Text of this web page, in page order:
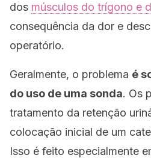
dos músculos do trígono e
consequência da dor e
operatório.
Geralmente, o problema é
do uso de uma sonda. Os
tratamento da retenção
colocação inicial de um
Isso é feito especialmente